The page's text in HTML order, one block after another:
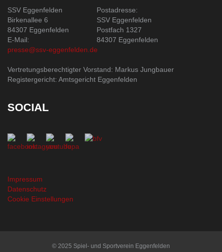
SSV Eggenfelden
Birkenallee 6
84307 Eggenfelden
E-Mail:
presse@ssv-eggenfelden.de
Postadresse:
SSV Eggenfelden
Postfach 1327
84307 Eggenfelden
Vertretungsberechtigter Vorstand: Markus Jungbauer
Registergericht: Amtsgericht Eggenfelden
SOCIAL
Impressum
Datenschutz
Cookie Einstellungen
© 2025 Spiel- und Sportverein Eggenfelden